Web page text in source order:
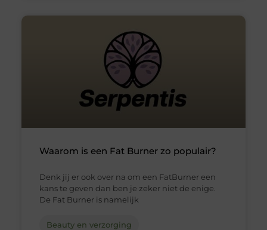
Waarom is een Fat Burner zo populair?
Denk jij er ook over na om een FatBurner een
kans te geven dan ben je zeker niet de enige.
De Fat Burner is namelijk
Beauty en verzorging